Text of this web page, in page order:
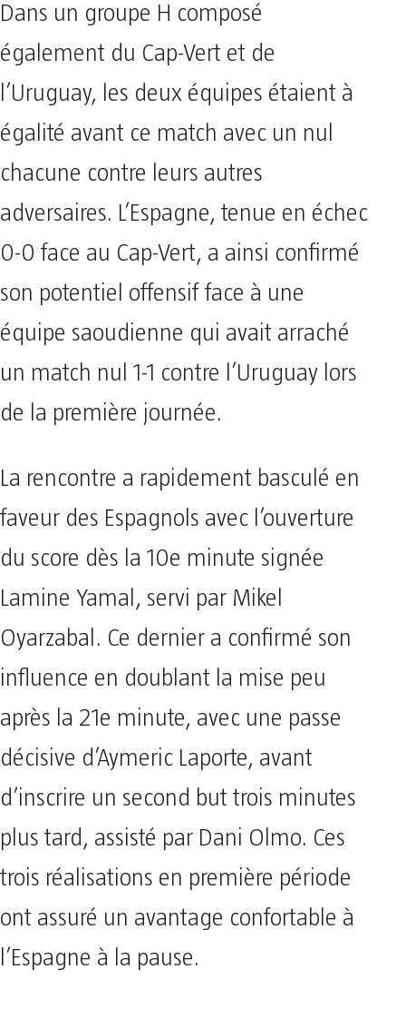
Dans un groupe H composé
également du Cap-Vert et de
l’Uruguay, les deux équipes étaient à
égalité avant ce match avec un nul
chacune contre leurs autres
adversaires. L’Espagne, tenue en échec
0-0 face au Cap-Vert, a ainsi confirmé
son potentiel offensif face à une
équipe saoudienne qui avait arraché
un match nul 1-1 contre l’Uruguay lors
de la première journée.
La rencontre a rapidement basculé en
faveur des Espagnols avec l’ouverture
du score dès la 10e minute signée
Lamine Yamal, servi par Mikel
Oyarzabal. Ce dernier a confirmé son
influence en doublant la mise peu
après la 21e minute, avec une passe
décisive d’Aymeric Laporte, avant
d’inscrire un second but trois minutes
plus tard, assisté par Dani Olmo. Ces
trois réalisations en première période
ont assuré un avantage confortable à
l’Espagne à la pause.